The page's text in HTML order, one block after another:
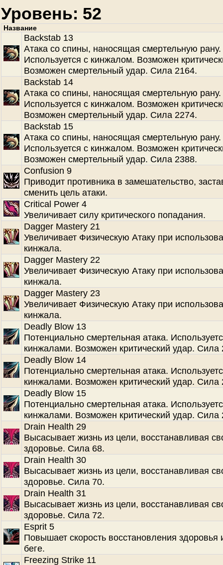
Уровень: 52
Название
Backstab 13
Атака со спины, наносящая смертельную рану.
Используется с кинжалом. Возможен
Возможен смертельный удар. Сила 2164.
Backstab 14
Атака со спины, наносящая смертельную рану.
Используется с кинжалом. Возможен
Возможен смертельный удар. Сила 2274.
Backstab 15
Атака со спины, наносящая смертельную рану.
Используется с кинжалом. Возможен
Возможен смертельный удар. Сила 2388.
Confusion 9
Приводит противника в замешательство,
сменить цель атаки.
Critical Power 4
Увеличивает силу критического попадания.
Dagger Mastery 21
Увеличивает Физическую Атаку при
кинжала.
Dagger Mastery 22
Увеличивает Физическую Атаку при
кинжала.
Dagger Mastery 23
Увеличивает Физическую Атаку при
кинжала.
Deadly Blow 13
Потенциально смертельная атака.
кинжалами. Возможен критический удар. Сила
Deadly Blow 14
Потенциально смертельная атака.
кинжалами. Возможен критический удар. Сила
Deadly Blow 15
Потенциально смертельная атака.
кинжалами. Возможен критический удар. Сила
Drain Health 29
Высасывает жизнь из цели, восстанавливая
здоровье. Сила 68.
Drain Health 30
Высасывает жизнь из цели, восстанавливая
здоровье. Сила 70.
Drain Health 31
Высасывает жизнь из цели, восстанавливая
здоровье. Сила 72.
Esprit 5
Повышает скорость восстановления
беге.
Freezing Strike 11